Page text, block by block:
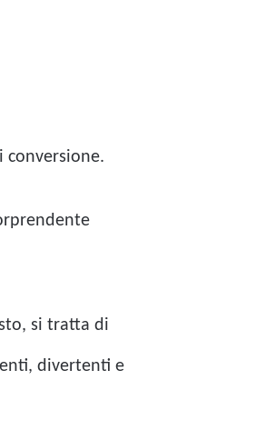
conversione.
si tratta di
divertenti e